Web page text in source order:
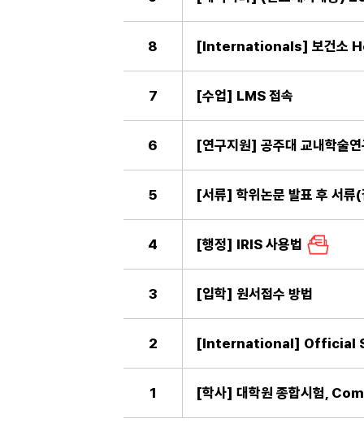
8 [Internationals] 보건소
7 [수업] LMS 접속
6 [연구지원] 공주대 교내학술
5
4 [행정] IRIS 사용법
3 [입학] 원서접수 방법
2 [International] Official
1 [학사] 대학원 종합시험,